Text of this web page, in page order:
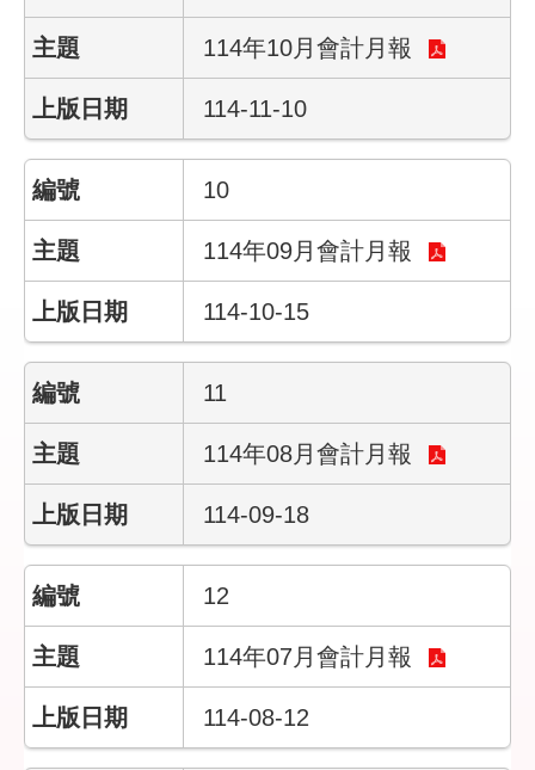
局
臺
北
市
政
府
臺
北
通
網
站
安
全
策
隱
私
權
保
政
策
114年10月會計月報
114-11-10
10
114年09月會計月報
114-10-15
11
114年08月會計月報
114-09-18
12
114年07月會計月報
114-08-12